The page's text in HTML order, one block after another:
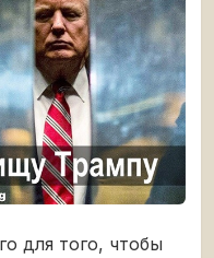
для того, чтобы